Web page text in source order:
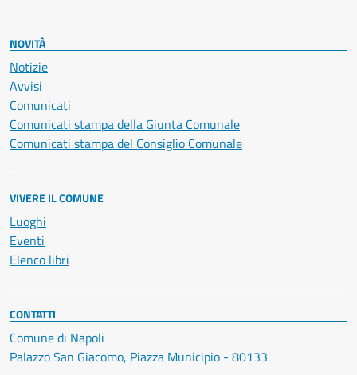
NOVITÀ
Notizie
Avvisi
Comunicati
Comunicati stampa della Giunta Comunale
Comunicati stampa del Consiglio Comunale
VIVERE IL COMUNE
Luoghi
Eventi
Elenco libri
CONTATTI
Comune di Napoli
Palazzo San Giacomo, Piazza Municipio - 80133